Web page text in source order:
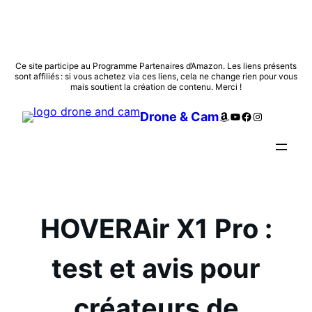
Aller
au
Ce site participe au Programme Partenaires d’Amazon. Les liens présents
sont affiliés : si vous achetez via ces liens, cela ne change rien pour vous
mais soutient la création de contenu. Merci !
Drone & CamAmazon
YouTube
Facebook
Instagram
HOVERAir X1 Pro :
test et avis pour